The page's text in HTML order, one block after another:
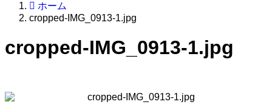
ホーム
cropped-IMG_0913-1.jpg
cropped-IMG_0913-1.jpg